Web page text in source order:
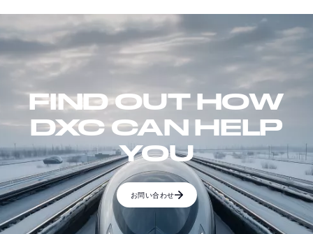
FIND OUT HOW
DXC CAN HELP
YOU
お問い合わせ